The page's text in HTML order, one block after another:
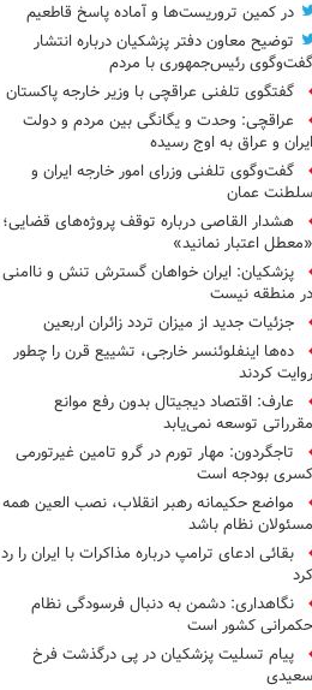
در کمین تروریست‌ها و آماده پاسخ قاطعیم
توضیح معاون دفتر پزشکیان درباره انتشار
گفت‌وگوی رئیس‌جمهوری با مردم
گفتگوی تلفنی عراقچی با وزیر خارجه پاکستان
عراقچی: وحدت و یگانگی بین مردم و دولت
ایران و عراق به اوج رسیده
گفت‌وگوی تلفنی وزرای امور خارجه ایران و
سلطنت عمان
هشدار القاصی درباره توقف پروژه‌های قضایی؛
«معطل اعتبار نمانید»
پزشکیان: ایران خواهان گسترش تنش و ناامنی
در منطقه نیست
جزئیات جدید از میزان تردد زائران اربعین
ده‌ها اینفلوئنسر خارجی، تشییع قرن را چطور
روایت کردند
عارف: اقتصاد دیجیتال بدون رفع موانع
مقرراتی توسعه نمی‌یابد
تاجگردون: مهار تورم در گرو تامین غیرتورمی
کسری بودجه است
مواضع حکیمانه رهبر انقلاب، نصب العین همه
مسئولان نظام باشد
بقائی ادعای ترامپ درباره مذاکرات با ایران را رد
کرد
نگاهداری: دشمن به دنبال فرسودگی نظام
حکمرانی کشور است
پیام تسلیت پزشکیان در پی درگذشت فرخ
سعیدی